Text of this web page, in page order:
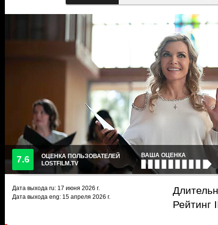
7.6
ОЦЕНКА ПОЛЬЗОВАТЕЛЕЙ
LOSTFILM.TV
ВАША ОЦЕНКА
Дата выхода ru: 17 июня 2026 г.
Дата выхода eng: 15 апреля 2026 г.
Рейтинг